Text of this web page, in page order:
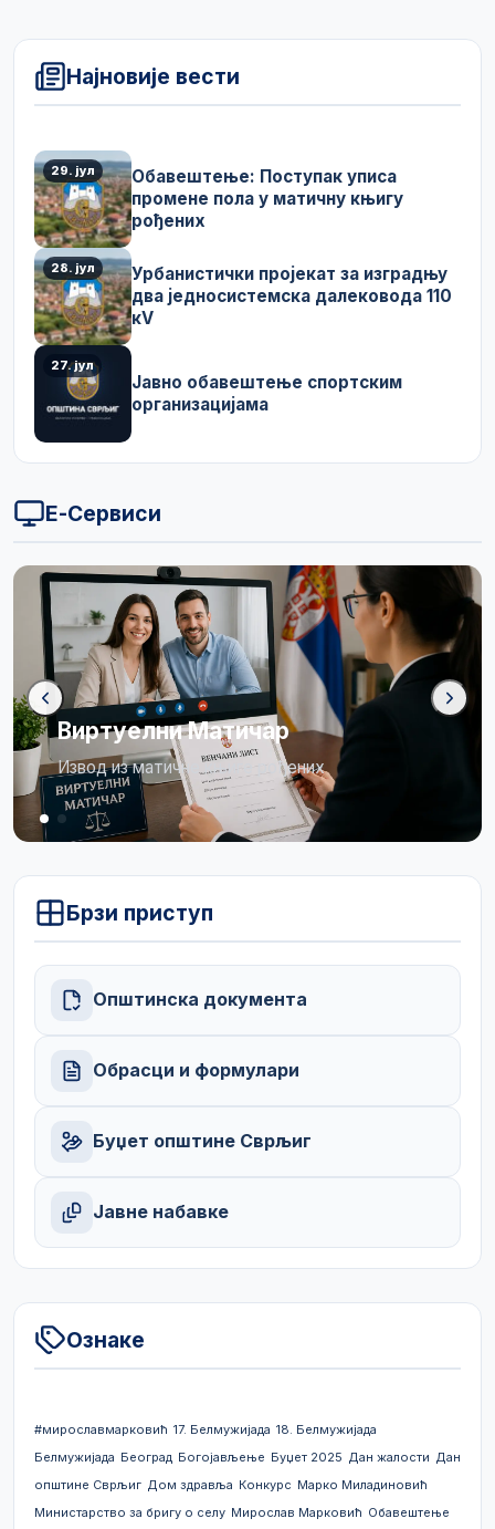
Најновије вести
29. јул
Обавештење: Поступак уписа
промене пола у матичну књигу
рођених
28. јул
Урбанистички пројекат за изградњу
два једносистемска далековода 110
кV
27. јул
Јавно обавештење спортским
организацијама
Е-Сервиси
Бирачки списак
Огласна табла
Брзи приступ
Општинска документа
Обрасци и формулари
Буџет општине Сврљиг
Јавне набавке
Ознаке
#мирославмарковић 17. Белмужијада 18. Белмужијада
Белмужијада Београд Богојављење Буџет 2025 Дан жалости Дан
општине Сврљиг Дом здравља Конкурс Марко Миладиновић
Министарство за бригу о селу Мирослав Марковић Обавештење